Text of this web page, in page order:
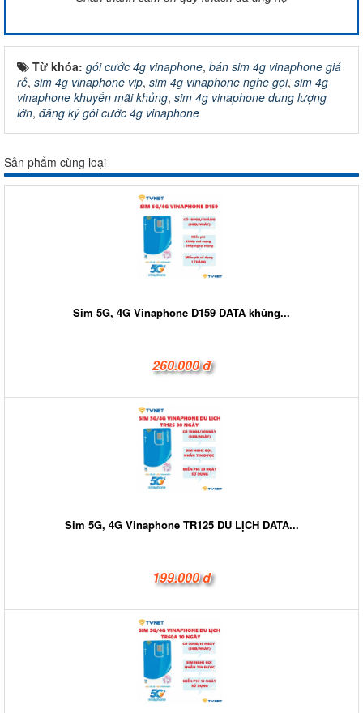
Từ khóa: gói cước 4g vinaphone, bán sim 4g vinaphone giá
rẻ, sim 4g vinaphone vip, sim 4g vinaphone nghe gọi, sim 4g
vinaphone khuyến mãi khủng, sim 4g vinaphone dung lượng
lớn, đăng ký gói cước 4g vinaphone
Sản phẩm cùng loại
Sim 5G, 4G Vinaphone D159 DATA khủng...
260.000 đ
Sim 5G, 4G Vinaphone TR125 DU LỊCH DATA...
199.000 đ